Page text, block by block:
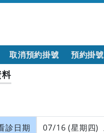
取消預約掛號 預約掛
診日期 07/16 (星期四)